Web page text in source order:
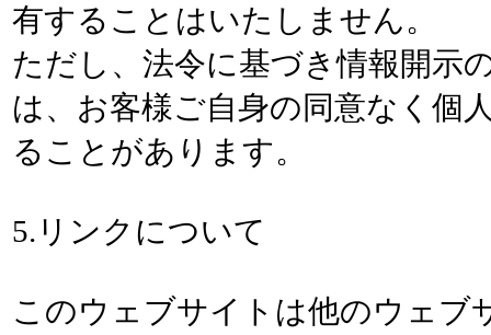
有することはいたしません。
ただし、法令に基づき情報開示
は、お客様ご自身の同意なく個
ることがあります。
5.リンクについて
このウェブサイトは他のウェブ